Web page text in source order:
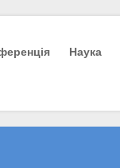
Наука